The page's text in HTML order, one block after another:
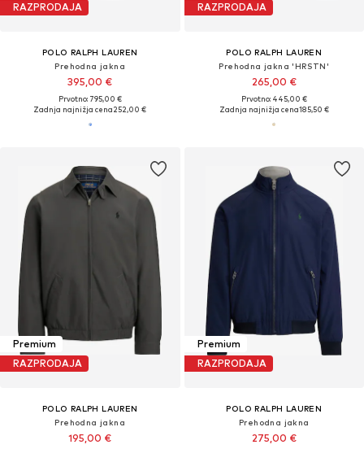
RAZPRODAJA
POLO RALPH LAUREN
Prehodna jakna
395,00 €
Prvotno: 795,00 €
Zadnja najnižja cena252,00 €
RAZPRODAJA
POLO RALPH LAUREN
Prehodna jakna 'HRSTN'
265,00 €
Prvotno: 445,00 €
Zadnja najnižja cena185,50 €
Premium
RAZPRODAJA
POLO RALPH LAUREN
Prehodna jakna
195,00 €
Premium
RAZPRODAJA
POLO RALPH LAUREN
Prehodna jakna
275,00 €